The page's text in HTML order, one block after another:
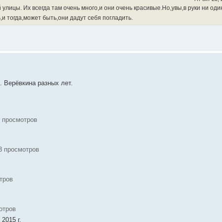
Их всегда там очень много,и они очень красивые.Но,увы,в руки ни
тогда,может быть,они дадут себя погладить.
Верёвкина разных лет.
просмотров
г.